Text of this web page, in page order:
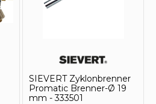
SIEVERT Zyklonbrenner
Promatic Brenner-Ø 19
mm - 333501